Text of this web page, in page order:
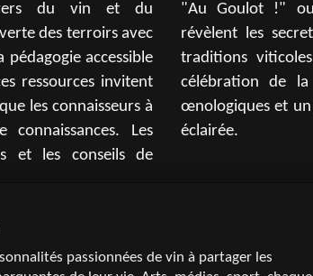
du vin et du
des terroirs avec
accessible
ressources invitent
les connaisseurs à
Les
et les conseils de
Vin" du Figaro
vins naturels et des
podcast est une
pour les saveurs
une dégustation
éclairée.
passionnées de vin à partager les